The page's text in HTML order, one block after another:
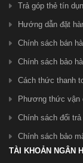
Trả góp thẻ tín
Hướng dẫn đặt
Chính sách bán
Chính sách bảo
Cách thức thanh
Phương thức vận
Chính sách đổi trả
Chính sách bảo
TÀI KHOẢN NGÂN